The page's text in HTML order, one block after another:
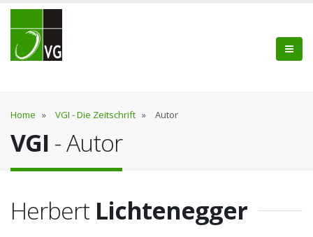
Home » VGI - Die Zeitschrift » Autor
VGI - Autor
Herbert Lichtenegger